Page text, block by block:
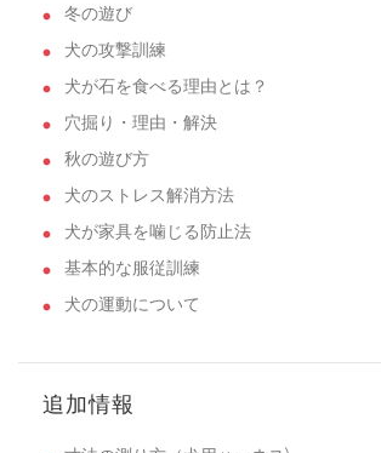
冬の遊び
犬の攻撃訓練
犬が石を食べる理由とは？
穴掘り・理由・解決
秋の遊び方
犬のストレス解消方法
犬が家具を噛じる防止法
基本的な服従訓練
犬の運動について
追加情報